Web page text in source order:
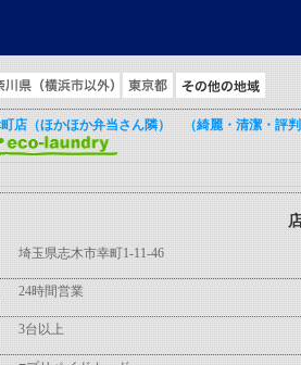
コインランドリーマンマチャオ志木幸町店
店（ほかほか弁当さん隣） （綺麗・清潔・評
埼玉県志木市幸町1-11-46
24時間営業
3台以上